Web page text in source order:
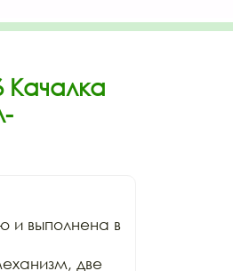
Качалка
и выполнена в
две